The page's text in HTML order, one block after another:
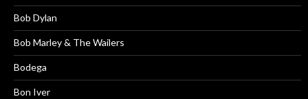
Bob Dylan
Bob Marley & The Wailers
Bodega
Bon Iver